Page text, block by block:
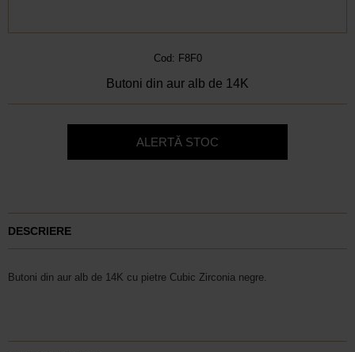
Cod: F8F0
Butoni din aur alb de 14K
ALERTĂ STOC
DESCRIERE
Butoni din aur alb de 14K cu pietre Cubic Zirconia negre.